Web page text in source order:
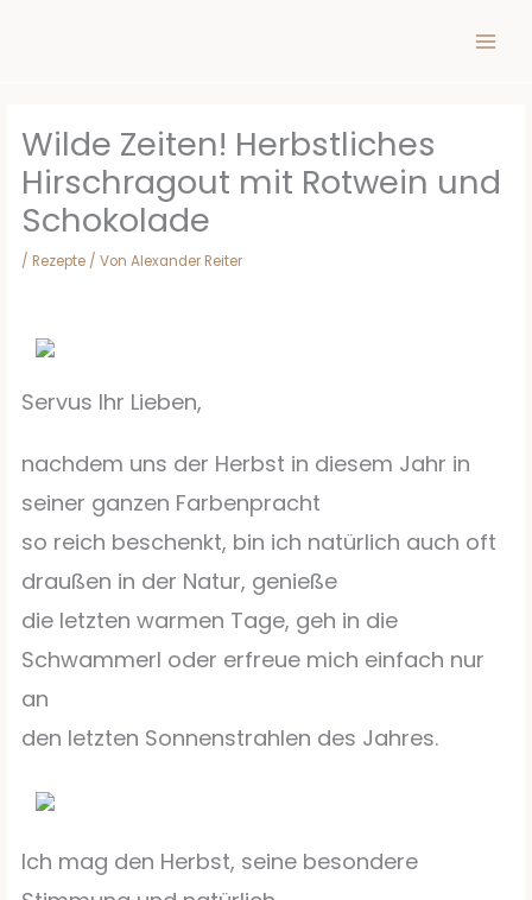
Wilde Zeiten! Herbstliches
Hirschragout mit Rotwein und
Schokolade
/ Rezepte / VonAlexander Reiter
Servus Ihr Lieben,
nachdem uns der Herbst in diesem Jahr in
seiner ganzen Farbenpracht
so reich beschenkt, bin ich natürlich auch oft
draußen in der Natur, genieße
die letzten warmen Tage, geh in die
Schwammerl oder erfreue mich einfach nur
an
den letzten Sonnenstrahlen des Jahres.
Ich mag den Herbst, seine besondere